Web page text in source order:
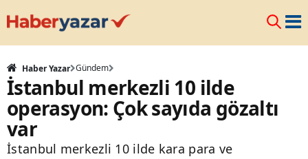
Haber Yazar Gündem
İstanbul merkezli 10 ilde
operasyon: Çok sayıda gözaltı
var
İstanbul merkezli 10 ilde kara para ve